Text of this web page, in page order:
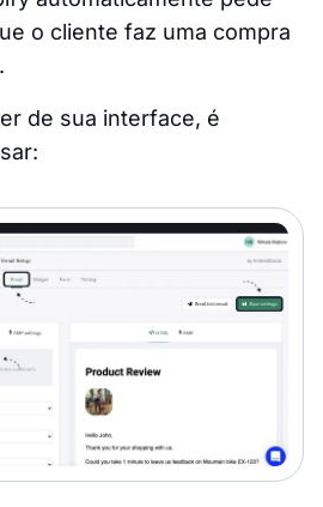
o cliente faz uma compra
de sua interface, é